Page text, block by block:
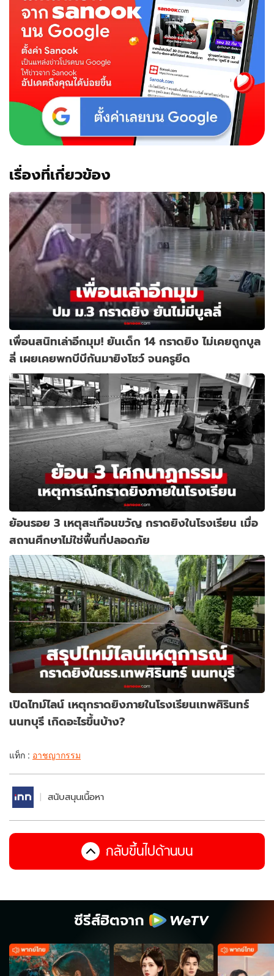
เรื่องที่เกี่ยวข้อง
เพื่อนสนิทเล่าอีกมุม! ยันเด็ก 14 กราดยิง ไม่เคยถูกบูล
ลี่ เผยเคยพกบีบีกันมายิงโชว์ จนครูยึด
ย้อนรอย 3 เหตุสะเทือนขวัญ กราดยิงในโรงเรียน เมื่อ
สถานศึกษาไม่ใช่พื้นที่ปลอดภัย
เปิดไทม์ไลน์ เหตุกราดยิงภายในโรงเรียนเทพศิรินทร์
นนทบุรี เกิดอะไรขึ้นบ้าง?
แท็ก : อาชญากรรม
สนับสนุนเนื้อหา
กลับขึ้นไปด้านบน
ซีรีส์ฮิตจาก